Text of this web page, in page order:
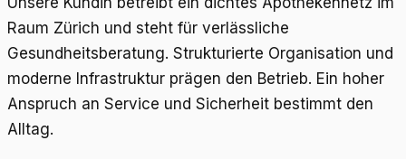
Raum Zürich und steht für verlässliche
Gesundheitsberatung. Strukturierte Organisation und
moderne Infrastruktur prägen den Betrieb. Ein hoher
Anspruch an Service und Sicherheit bestimmt den
Alltag.